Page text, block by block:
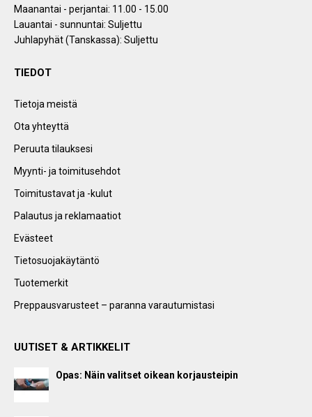
Maanantai - perjantai: 11.00 - 15.00
Lauantai - sunnuntai: Suljettu
Juhlapyhät (Tanskassa): Suljettu
TIEDOT
Tietoja meistä
Ota yhteyttä
Peruuta tilauksesi
Myynti- ja toimitusehdot
Toimitustavat ja -kulut
Palautus ja reklamaatiot
Evästeet
Tietosuojakäytäntö
Tuotemerkit
Preppausvarusteet – paranna varautumistasi
UUTISET & ARTIKKELIT
Opas: Näin valitset oikean korjausteipin